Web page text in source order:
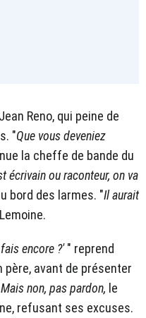
Reno, qui peine de
"Que vous deveniez
la cheffe de bande du
écrivain ou raconteur, on va
bord des larmes. "Il aurait
encore ?'" reprend
père, avant de présenter
Mais non, pas pardon, le
refusant ses excuses.